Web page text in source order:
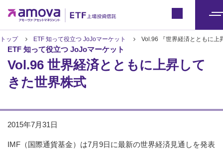
ETFトップ
ニ
トップ ETF 知って役立つ JoJoマーケット Vol.96 『世界経済とともに上
ETF 知って役立つ JoJoマーケット
Vol.96 世界経済とともに上昇して
きた世界株式
2015年7月31日
IMF（国際通貨基金）は7月9日に最新の世界経済見通しを発表